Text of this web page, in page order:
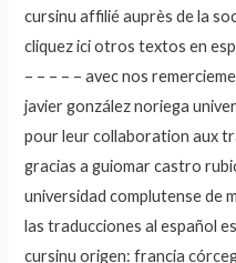
cursinu affilié auprès de la
cliquez ici otros textos en
– – – – – avec nos
javier gonzález noriega
pour leur collaboration aux
gracias a guiomar castro
universidad complutense de
las traducciones al español
cursinu origen: francia